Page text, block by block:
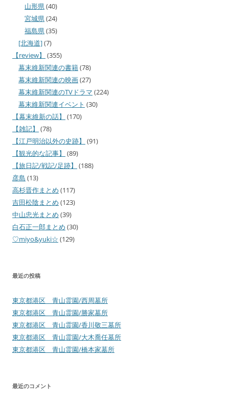
山形県(40)
宮城県(24)
福島県(35)
[北海道](7)
【review】
(355)
幕末維新関連の書籍(78)
幕末維新関連の映画(27)
幕末維新関連のTVドラマ (224)
幕末維新関連イベント (30)
【幕末維新の話】
(170)
【雑記】
(78)
【江戸明治以外の史跡】
(91)
【観光的な記事】
(89)
【旅日記/戦記/足跡】
(188)
彦島 (13)
高杉晋作まとめ (117)
吉田松陰まとめ (123)
中山忠光まとめ (39)
白石正一郎まとめ (30)
♡miyo&yuki☆ (129)
最近の投稿
東京都港区 青山霊園/西周墓所
東京都港区 青山霊園/勝家墓所
東京都港区 青山霊園/香川敬三墓所
東京都港区 青山霊園/大木喬任墓所
東京都港区 青山霊園/橋本家墓所
最近のコメント